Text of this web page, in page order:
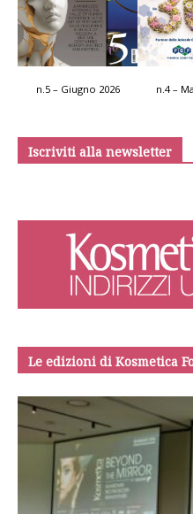
n.5 – Giugno 2026 n.4 –
Iscriviti alla newsletter
Le edizioni di Kosmetica